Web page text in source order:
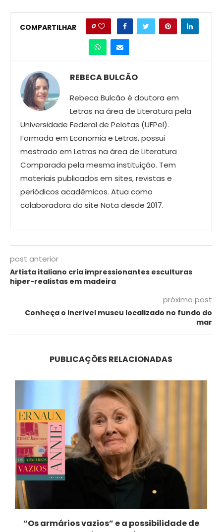
COMPARTILHAR 0
REBECA BULCÃO
Rebeca Bulcão é doutora em
Letras na área de Literatura pela
Universidade Federal de Pelotas (UFPel).
Formada em Economia e Letras, possui
mestrado em Letras na área de Literatura
Comparada pela mesma instituição. Tem
materiais publicados em sites, revistas e
periódicos acadêmicos. Atua como
colaboradora do site Nota desde 2017.
post anterior
Artista italiano cria impressionantes esculturas
hiper-realistas em madeira
próximo post
Conheça o incrível museu localizado no fundo do
mar
PUBLICAÇÕES RELACIONADAS
“Os armários vazios” e a possibilidade de